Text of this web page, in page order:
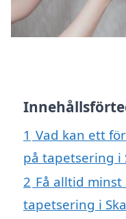
1 Vad kan ett
på tapetsering i
2 Få alltid
tapetsering i